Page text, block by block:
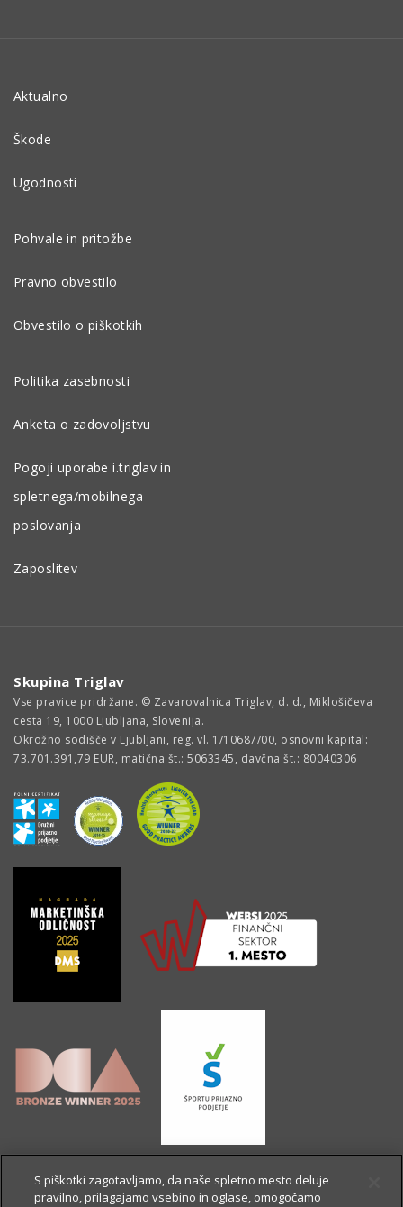
Aktualno
Škode
Ugodnosti
Pohvale in pritožbe
Pravno obvestilo
Obvestilo o piškotkih
Politika zasebnosti
Anketa o zadovoljstvu
Pogoji uporabe i.triglav in
spletnega/mobilnega
poslovanja
Zaposlitev
Skupina Triglav
Vse pravice pridržane. © Zavarovalnica Triglav, d. d., Miklošičeva
cesta 19, 1000 Ljubljana, Slovenija.
Okrožno sodišče v Ljubljani, reg. vl. 1/10687/00, osnovni kapital:
73.701.391,79 EUR, matična št.: 5063345, davčna št.: 80040306
S piškotki zagotavljamo, da naše spletno mesto deluje
pravilno, prilagajamo vsebino in oglase, omogočamo